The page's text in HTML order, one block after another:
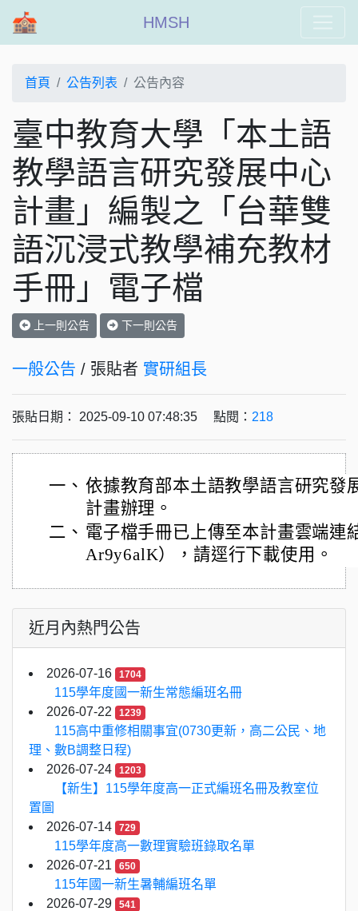
HMSH
首頁 公告列表 公告內容
臺中教育大學「本土語
教學語言研究發展中心
計畫」編製之「台華雙
語沉浸式教學補充教材
手冊」電子檔
上一則公告 下一則公告
一般公告 / 張貼者 實研組長
張貼日期： 2025-09-10 07:48:35 點閱： 218
一、 依據教育部本土語教學語言研究發
計畫辦理。
二、 電子檔手冊已上傳至本計畫雲端連
Ar9y6alK），請逕行下載使用。
近月內熱門公告
2026-07-16 1704
115學年度國一新生常態編班名冊
2026-07-22
1239
115高中重修相關事宜(0730更新，高二公民、地
理、數B調整日程)
2026-07-24
1203
【新生】115學年度高一正式編班名冊及教室位
置圖
2026-07-14
729
115學年度高一數理實驗班錄取名單
2026-07-21
650
115年國一新生暑輔編班名單
2026-07-29
541